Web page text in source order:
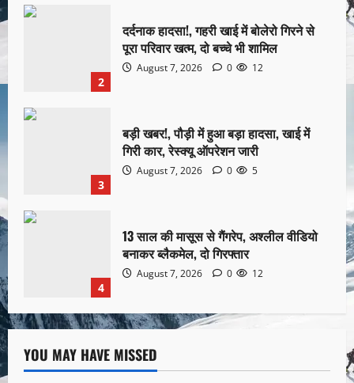
2
दर्दनाक हादसा!, गहरी खाई में बोलेरो गिरने से
पूरा परिवार खत्म, दो बच्चे भी शामिल
August 7, 2026 0 12
3
बड़ी खबर!, पौड़ी में हुआ बड़ा हादसा, खाई में
गिरी कार, रेस्क्यू ऑपरेशन जारी
August 7, 2026 0 5
4
13 साल की मासूस से गैंगरेप, अश्लील वीडियो
बनाकर ब्लैकमेल, दो गिरफ्तार
August 7, 2026 0 12
YOU MAY HAVE MISSED